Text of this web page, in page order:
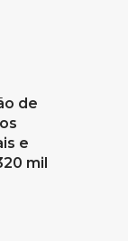
de
e
mil